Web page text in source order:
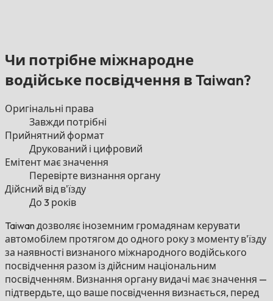
Чи потрібне міжнародне
водійське посвідчення в Taiwan?
Оригінальні права
Завжди потрібні
Прийнятний формат
Друкований і цифровий
Емітент має значення
Перевірте визнання органу
Дійсний від в'їзду
До 3 років
Taiwan дозволяє іноземним громадянам керувати
автомобілем протягом до одного року з моменту в'їзду
за наявності визнаного міжнародного водійського
посвідчення разом із дійсним національним
посвідченням. Визнання органу видачі має значення —
підтвердьте, що ваше посвідчення визнається, перед